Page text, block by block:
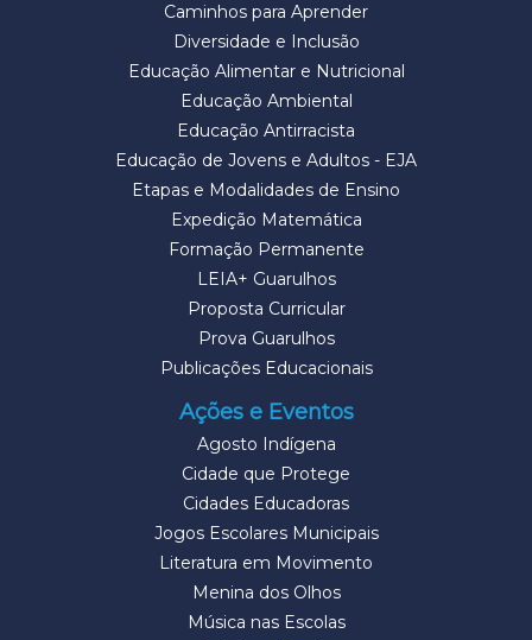
Caminhos para Aprender
Diversidade e Inclusão
Educação Alimentar e Nutricional
Educação Ambiental
Educação Antirracista
Educação de Jovens e Adultos - EJA
Etapas e Modalidades de Ensino
Expedição Matemática
Formação Permanente
LEIA+ Guarulhos
Proposta Curricular
Prova Guarulhos
Publicações Educacionais
Ações e Eventos
Agosto Indígena
Cidade que Protege
Cidades Educadoras
Jogos Escolares Municipais
Literatura em Movimento
Menina dos Olhos
Música nas Escolas